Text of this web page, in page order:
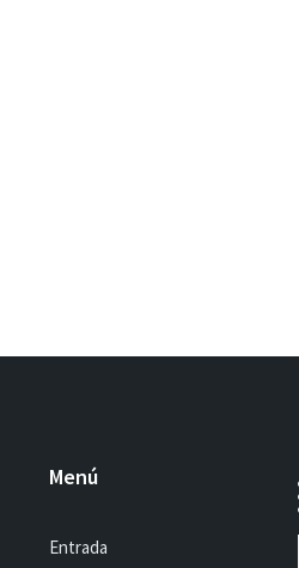
Menú
Entrada